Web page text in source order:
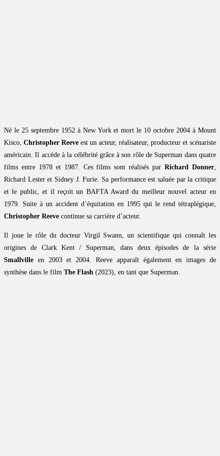
Né le 25 septembre 1952 à New York et mort le 10 octobre 2004 à Mount
Kisco, Christopher Reeve est un acteur, réalisateur, producteur et scénariste
américain. Il accède à la célébrité grâce à son rôle de Superman dans quatre
films entre 1978 et 1987. Ces films sont réalisés parRichard Donner
Richard Lester et Sidney J. Furie. Sa performance est saluée par la critique
et le public, et il reçoit un BAFTA Award du meilleur nouvel acteur en
1979. Suite à un accident d’équitation en 1995 qui le rend tétraplégique,
Christopher Reeve continue sa carrière d’acteur.
Il joue le rôle du docteur Virgil Swann, un scientifique qui connaît les
origines de Clark Kent / Superman, dans deux épisodes de la série
Smallville en 2003 et 2004. Reeve apparaît également en images de
synthèse dans le film The Flash (2023), en tant que Superman.